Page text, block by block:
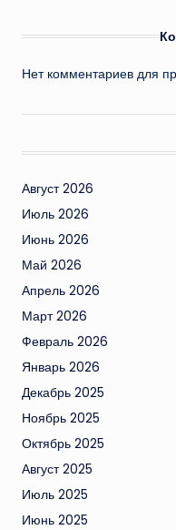
Нет комментариев для
Август 2026
Июль 2026
Июнь 2026
Май 2026
Апрель 2026
Март 2026
Февраль 2026
Январь 2026
Декабрь 2025
Ноябрь 2025
Октябрь 2025
Август 2025
Июль 2025
Июнь 2025